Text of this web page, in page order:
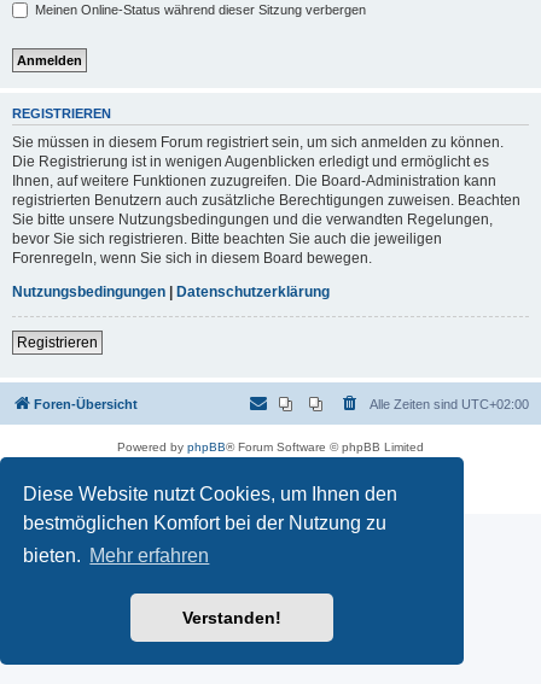
Diese Website nutzt Cookies, um Ihnen den
bestmöglichen Komfort bei der Nutzung zu
bieten. Mehr erfahren
Verstanden!
Meinen Online-Status während dieser Sitzung verbergen
REGISTRIEREN
Sie müssen in diesem Forum registriert sein, um sich anmelden zu können.
Die Registrierung ist in wenigen Augenblicken erledigt und ermöglicht es
Ihnen, auf weitere Funktionen zuzugreifen. Die Board-Administration kann
registrierten Benutzern auch zusätzliche Berechtigungen zuweisen. Beachten
Sie bitte unsere Nutzungsbedingungen und die verwandten Regelungen,
bevor Sie sich registrieren. Bitte beachten Sie auch die jeweiligen
Forenregeln, wenn Sie sich in diesem Board bewegen.
Nutzungsbedingungen | Datenschutzerklärung
Registrieren
Foren-Übersicht Alle Zeiten sind UTC+02:00
Powered by phpBB® Forum Software © phpBB Limited
Datenschutz|Nutzungsbedingungen